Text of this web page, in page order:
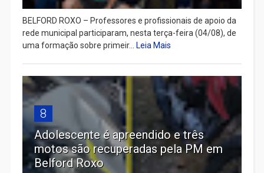
BELFORD ROXO – Professores e profissionais de apoio da
rede municipal participaram, nesta terça-feira (04/08), de
uma formação sobre primeir... Leia Mais
8
Adolescente é apreendido e três
motos são recuperadas pela PM em
Belford Roxo